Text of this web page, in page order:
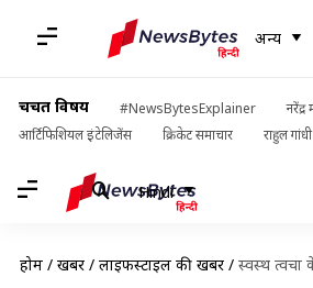
अन्य
चर्चित विषय #NewsBytesExplainer
नरेंद्र
आर्टिफिशियल इंटेलिजेंस
क्रिकेट समाचार राहुल गांधी
Hindi
होम / खबरें / लाइफस्टाइल की खबरें / स्वस्थ त्वचा के